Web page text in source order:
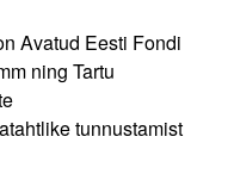
Avatud Eesti Fondi
ning Tartu
tunnustamist